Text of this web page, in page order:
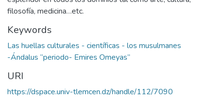
filosofía, medicina…etc.
Keywords
Las huellas culturales - científicas - los musulmanes
-Ándalus “periodo- Emires Omeyas”
URI
https://dspace.univ-tlemcen.dz/handle/112/7090